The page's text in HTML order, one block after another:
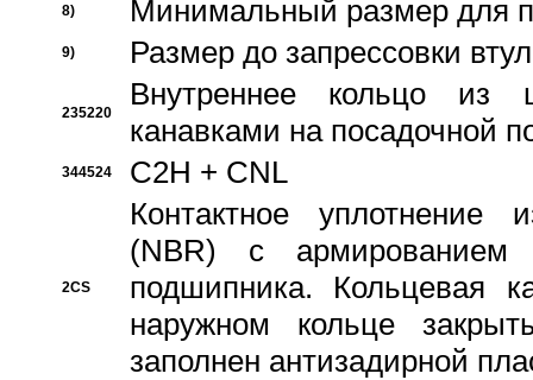
8) Минимальный размер для
9) Размер до запрессовки
235220
Внутреннее кольцо из
канавками на посадочной
344524 C2H + CNL
2CS
Контактное уплотнение
(NBR) с
подшипника. Кольцевая
наружном кольце
заполнен антизадирной